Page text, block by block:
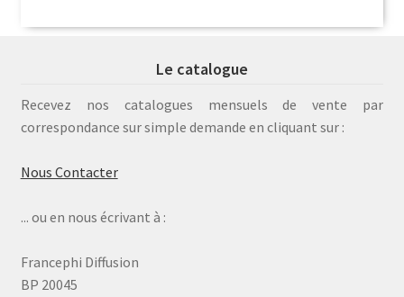
Le catalogue
Recevez nos catalogues mensuels de vente par
correspondance sur simple demande en cliquant sur :
Nous Contacter
... ou en nous écrivant à :
Francephi Diffusion
BP 20045